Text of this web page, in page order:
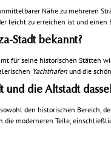
Nähe zu mehreren
leicht zu erreichen ist und einen
Stadt bekannt?
für seine historischen Stätten
Yachthafen und die
und die Altstadt
den historischen Bereich,
die moderneren Teile,